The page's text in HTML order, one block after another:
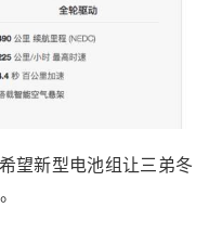
望新型电池组让三弟冬